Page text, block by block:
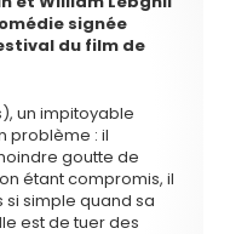
signée
du film de
un impitoyable
problème : il
goutte de
étant compromis, il
si simple quand sa
est de tuer des